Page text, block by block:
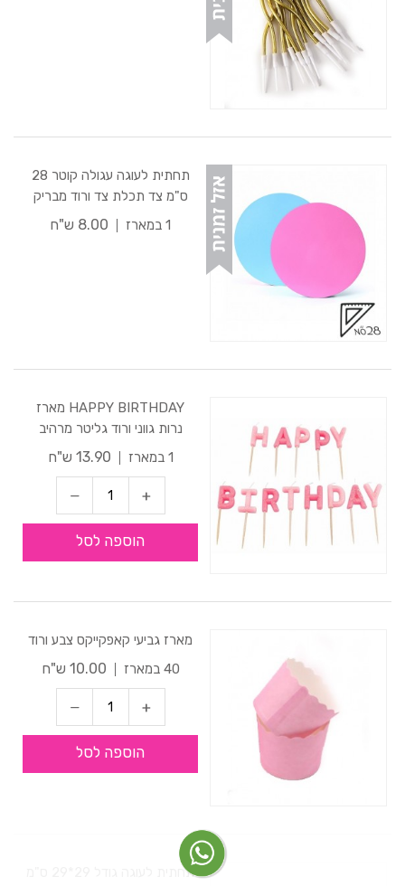
תחתית לעוגה עגולה קוטר 28
ס"מ צד תכלת צד ורוד מבריק
1 במארז
8.00 ש"ח
HAPPY BIRTHDAY מארז
נרות גווני ורוד גליטר מרהיב
1 במארז
13.90 ש"ח
הוספה לסל
מארז גביעי קאפקייקס צבע ורוד
40 במארז
10.00 ש"ח
הוספה לסל